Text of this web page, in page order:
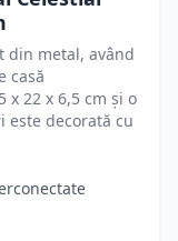
din metal, având
casă
x 22 x 6,5 cm și o
este decorată cu